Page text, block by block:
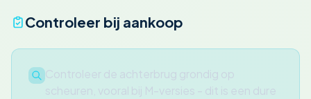
Controleer bij aankoop
Controleer de achterbrug grondig op
scheuren, vooral bij M-versies - dit is een dure